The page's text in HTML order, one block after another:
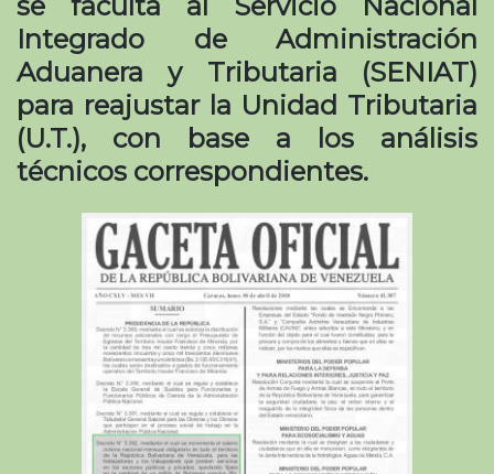
Integrado de Administración
Aduanera y Tributaria (SENIAT)
para reajustar la Unidad Tributaria
(U.T.), con base a los análisis
técnicos correspondientes.